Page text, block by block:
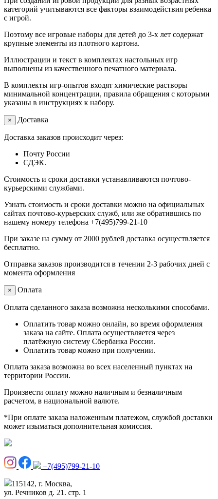
категорий учитываются все факторы взаимодействия ребенка
с игрой.
Поэтому все игровые наборы для детей до 3-х лет содержат
крупные элементы из плотного картона.
Иллюстрации и текст в комплектах настольных игр
выполнены из качественного печатного материала.
В комплекты игр-опытов входят химические растворы
минимальной концентрации, правила обращения с которыми
указаны в инструкциях к набору.
× Доставка
Доставка заказов происходит через:
Почту России
СДЭК.
Стоимость и сроки доставки устанавливаются почтово-
курьерскими службами.
Узнать стоимость и сроки доставки можно на официальных
сайтах почтово-курьерских служб, или же обратившись по
нашему номеру телефона +7(495)799-21-10
При заказе на сумму от 2000 рублей доставка осуществляется
бесплатно.
Отправка заказов производится в течении 2-3 рабочих дней с
момента оформления
× Оплата
Оплата сделанного заказа возможна несколькими способами.
Оплатить товар можно онлайн, во время оформления
заказа на сайте. Оплата осуществляется через
платёжную систему Сбербанка России.
Оплатить товар можно при получении.
Оплата заказа возможна во всех населенный пунктах на
территории России.
Произвести оплату можно наличным и безналичным
расчетом, в национальной валюте.
*При оплате заказа наложенным платежом, службой доставки
может изыматься дополнительная комиссия.
+7(495)799-21-10
115142, г. Москва,
ул. Речников д. 21. стр. 1